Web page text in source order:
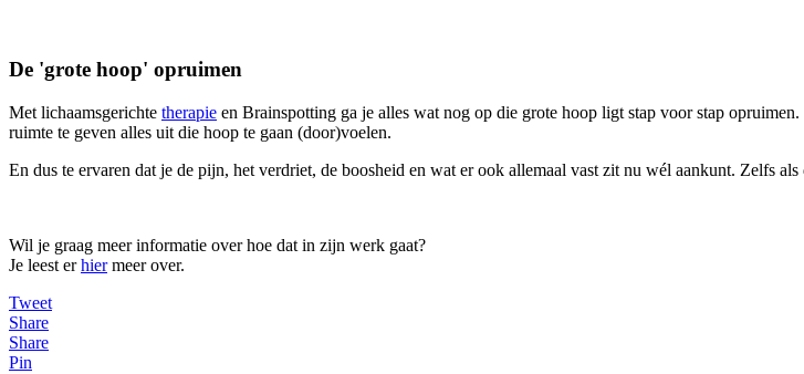
De 'grote hoop' opruimen
Met lichaamsgerichte therapie en Brainspotting ga je alles wat nog op die grote hoop ligt stap voor stap
ruimte te geven alles uit die hoop te gaan (door)voelen.
En dus te ervaren dat je de pijn, het verdriet, de boosheid en wat er ook allemaal vast zit nu wél aankunt. Zelfs
Wil je graag meer informatie over hoe dat in zijn werk gaat?
Je leest erhiermeer over.
Tweet
Share
Share
Pin